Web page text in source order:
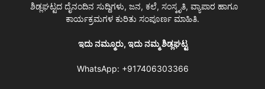
ಶಿಡ್ಲಘಟ್ಟದ ದೈನಂದಿನ ಸುದ್ದಿಗಳು, ಜನ, ಕಲೆ, ಸಂಸ್ಕೃತಿ, ವ್ಯಾಪಾರ ಹಾಗೂ
ಕಾರ್ಯಕ್ರಮಗಳ ಕುರಿತು ಸಂಪೂರ್ಣ ಮಾಹಿತಿ.
ಇದು ನಮ್ಮೂರು, ಇದು ನಮ್ಮ ಶಿಡ್ಲಘಟ್ಟ
WhatsApp: +917406303366